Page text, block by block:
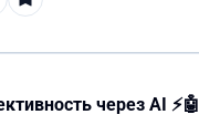
через AI ⚡️🤖